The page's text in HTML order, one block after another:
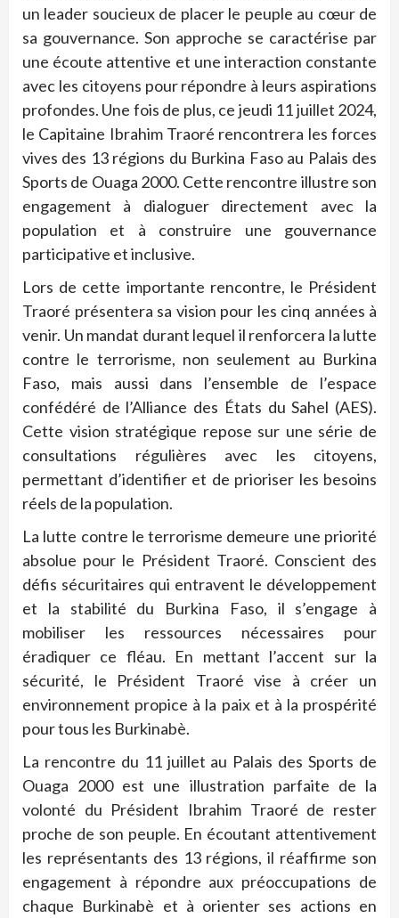
un leader soucieux de placer le peuple au cœur de
sa gouvernance. Son approche se caractérise par
une écoute attentive et une interaction constante
avec les citoyens pour répondre à leurs aspirations
profondes. Une fois de plus, ce jeudi 11 juillet 2024,
le Capitaine Ibrahim Traoré rencontrera les forces
vives des 13 régions du Burkina Faso au Palais des
Sports de Ouaga 2000. Cette rencontre illustre son
engagement à dialoguer directement avec la
population et à construire une gouvernance
participative et inclusive.
Lors de cette importante rencontre, le Président
Traoré présentera sa vision pour les cinq années à
venir. Un mandat durant lequel il renforcera la lutte
contre le terrorisme, non seulement au Burkina
Faso, mais aussi dans l’ensemble de l’espace
confédéré de l’Alliance des États du Sahel (AES).
Cette vision stratégique repose sur une série de
consultations régulières avec les citoyens,
permettant d’identifier et de prioriser les besoins
réels de la population.
La lutte contre le terrorisme demeure une priorité
absolue pour le Président Traoré. Conscient des
défis sécuritaires qui entravent le développement
et la stabilité du Burkina Faso, il s’engage à
mobiliser les ressources nécessaires pour
éradiquer ce fléau. En mettant l’accent sur la
sécurité, le Président Traoré vise à créer un
environnement propice à la paix et à la prospérité
pour tous les Burkinabè.
La rencontre du 11 juillet au Palais des Sports de
Ouaga 2000 est une illustration parfaite de la
volonté du Président Ibrahim Traoré de rester
proche de son peuple. En écoutant attentivement
les représentants des 13 régions, il réaffirme son
engagement à répondre aux préoccupations de
chaque Burkinabè et à orienter ses actions en